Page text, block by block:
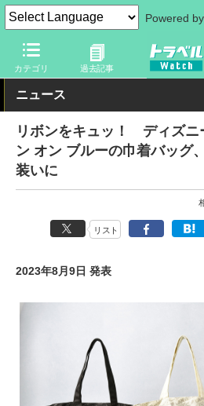
Powered by
カテゴリ 過去記事
トラベル Watch 旅の情報 観光地
ニュース
リボンをキュッ！ ディズニ
ン オン ブルーの巾着バッグ
装いに
リスト
2023年8月9日 発表